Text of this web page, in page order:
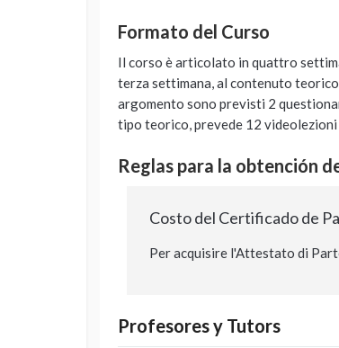
Formato del Curso
Il corso è articolato in quattro
terza settimana, al contenuto
argomento sono previsti 2
tipo teorico, prevede 12
Reglas para la obtención
Costo del Certificado de
Per acquisire l'Attestato di
Profesores y Tutors